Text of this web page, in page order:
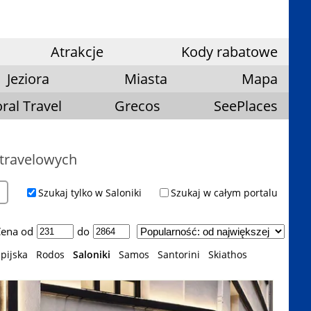
Atrakcje
Kody rabatowe
Jeziora
Miasta
Mapa
Travel
Grecos SeePlaces
Szukaj tylko w Saloniki Szukaj w całym portalu
od do
Rodos Saloniki Samos Santorini Skiathos